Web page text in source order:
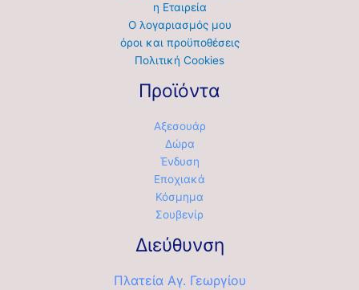
η Εταιρεία
Ο λογαριασμός μου
όροι και προϋποθέσεις
Πολιτική Cookies
Προϊόντα
Αξεσουάρ
Δώρα
Ένδυση
Εποχιακά
Κόσμημα
Σουβενίρ
Διεύθυνση
Πλατεία Αγ. Γεωργίου